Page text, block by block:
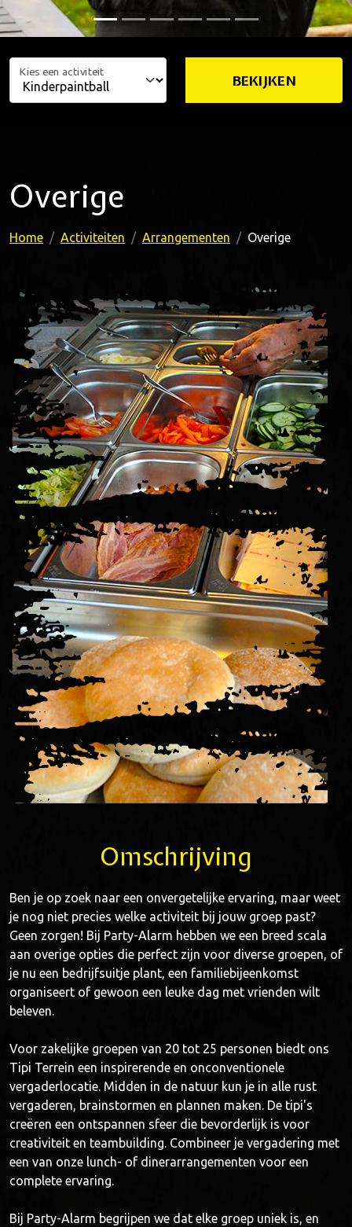
Kies een activiteit BEKIJKEN
Overige
Home Activiteiten Arrangementen Overige
Omschrijving
Ben je op zoek naar een onvergetelijke ervaring, maar weet
je nog niet precies welke activiteit bij jouw groep past?
Geen zorgen! Bij Party-Alarm hebben we een breed scala
aan overige opties die perfect zijn voor diverse groepen, of
je nu een bedrijfsuitje plant, een familiebijeenkomst
organiseert of gewoon een leuke dag met vrienden wilt
beleven.
Voor zakelijke groepen van 20 tot 25 personen biedt ons
Tipi Terrein een inspirerende en onconventionele
vergaderlocatie. Midden in de natuur kun je in alle rust
vergaderen, brainstormen en plannen maken. De tipi's
creëren een ontspannen sfeer die bevorderlijk is voor
creativiteit en teambuilding. Combineer je vergadering met
een van onze lunch- of dinerarrangementen voor een
complete ervaring.
Bij Party-Alarm begrijpen we dat elke groep uniek is, en